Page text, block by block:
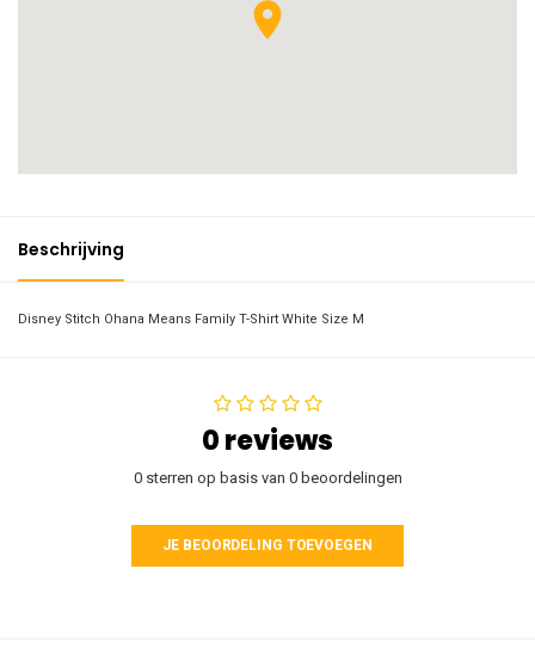
Beschrijving
Disney Stitch Ohana Means Family T-Shirt White Size M
0 reviews
0 sterren op basis van 0 beoordelingen
JE BEOORDELING TOEVOEGEN